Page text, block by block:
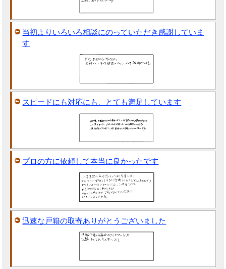
当初よりいろいろ相談にのっていただき感謝していま
す
スピードにも対応にも、とても満足しています
プロの方に依頼して本当に良かったです
迅速な戸籍の取寄ありがとうございました